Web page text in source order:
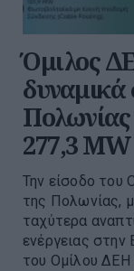
Όμιλος
δυναμικά
277,3 MW
Την είσοδο του
της Πολωνίας,
ταχύτερα
ενέργειας
του Ομίλου ΔΕΗ